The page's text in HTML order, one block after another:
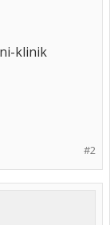
klinik
#2